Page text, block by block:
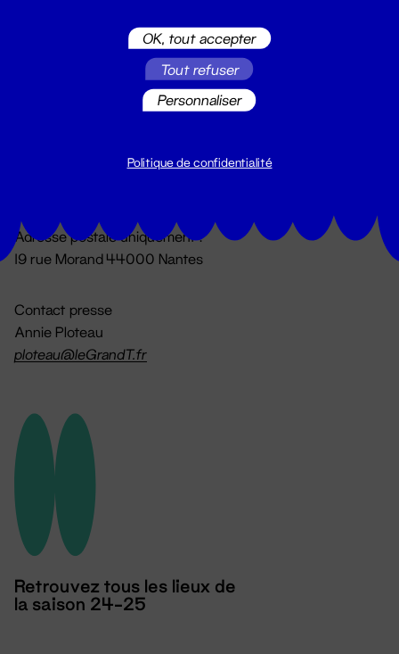
Du lundi au vendredi 14h → 18h
Adresse postale uniquement :
19 rue Morand 44000 Nantes
Contact presse
Annie Ploteau
ploteau@leGrandT.fr
Retrouvez tous les lieux de
la saison 24-25
OK, tout accepter
Tout refuser
Personnaliser
Politique de confidentialité